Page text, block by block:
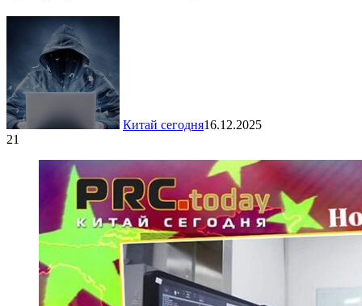
Китай сегодня16.12.2025
21